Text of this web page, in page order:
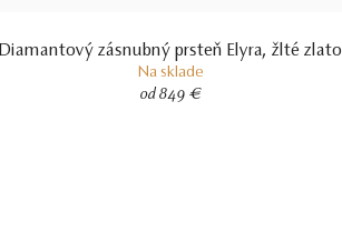
Diamantový zásnubný prsteň Elyra, žlté zlato
Na sklade
od 849 €